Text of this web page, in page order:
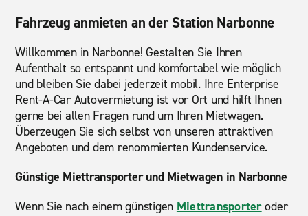
Fahrzeug anmieten an der Station Narbonne
Willkommen in Narbonne! Gestalten Sie Ihren
Aufenthalt so entspannt und komfortabel wie möglich
und bleiben Sie dabei jederzeit mobil. Ihre Enterprise
Rent-A-Car Autovermietung ist vor Ort und hilft Ihnen
gerne bei allen Fragen rund um Ihren Mietwagen.
Überzeugen Sie sich selbst von unseren attraktiven
Angeboten und dem renommierten Kundenservice.
Günstige Miettransporter und Mietwagen in Narbonne
Wenn Sie nach einem günstigen Miettransporteroder